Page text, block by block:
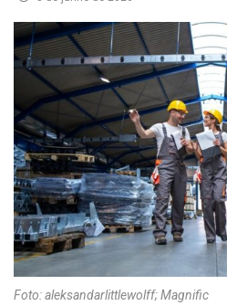
Foto: aleksandarlittlewolff; Magnific